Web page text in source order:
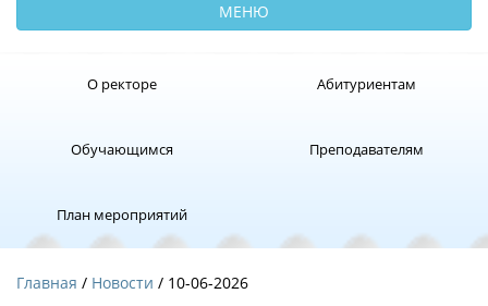
МЕНЮ
О ректоре Абитуриентам
Обучающимся Преподавателям
План мероприятий
Главная Новости / 10-06-2026